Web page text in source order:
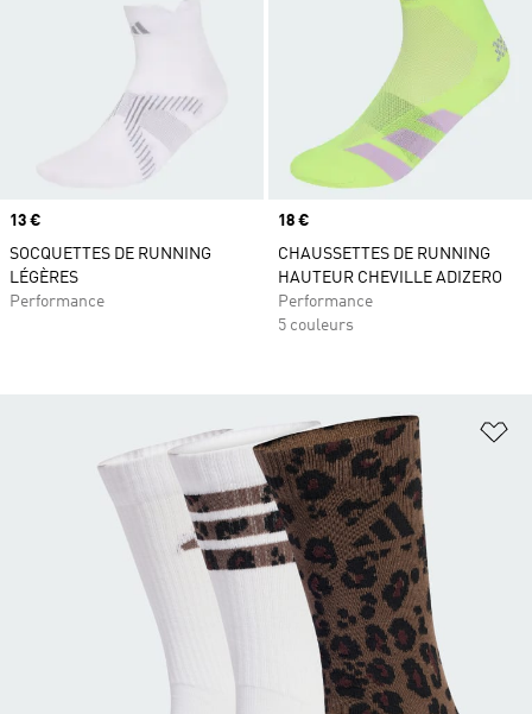
Prix
13 €
SOCQUETTES DE RUNNING
LÉGÈRES
Performance
Prix
18 €
CHAUSSETTES DE RUNNING
HAUTEUR CHEVILLE ADIZERO
Performance
5 couleurs